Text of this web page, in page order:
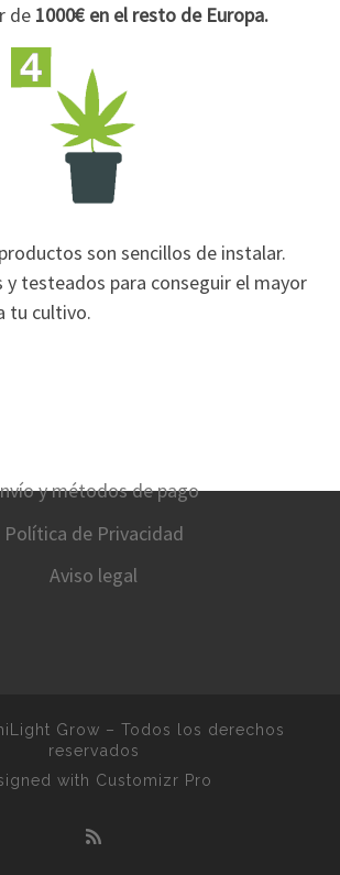
de 1000€ en el resto de Europa.
son sencillos de instalar.
y testeados para conseguir el mayor
tu cultivo.
y métodos de pago
Política de Privacidad
Aviso legal
Grow – Todos los derechos
reservados
with Customizr Pro